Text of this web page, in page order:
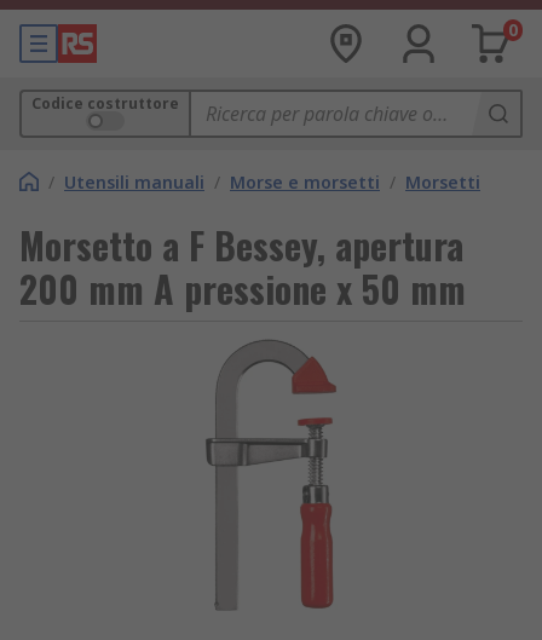
0
Codice costruttore
/ Utensili manuali / Morse e morsetti / Morsetti
Morsetto a F Bessey, apertura
200 mm A pressione x 50 mm